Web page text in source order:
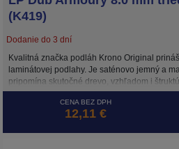
(K419)
Dodanie do 3 dní
Kvalitná značka podláh Krono Original
laminátovej podlahy. Je saténovo jemný a
pripomína skutočné drevo, vzhľadom i
mimoriadne prirodzená na pohľad i na dotyk.
CENA BEZ DPH
12,11 €